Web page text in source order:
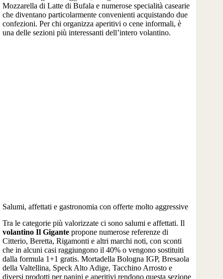
Mozzarella di Latte di Bufala e numerose specialità casearie
che diventano particolarmente convenienti acquistando due
confezioni. Per chi organizza aperitivi o cene informali, è
una delle sezioni più interessanti dell’intero volantino.
Salumi, affettati e gastronomia con offerte molto aggressive
Tra le categorie più valorizzate ci sono salumi e affettati. Il
volantino Il Gigante propone numerose referenze di
Citterio, Beretta, Rigamonti e altri marchi noti, con sconti
che in alcuni casi raggiungono il 40% o vengono sostituiti
dalla formula 1+1 gratis. Mortadella Bologna IGP, Bresaola
della Valtellina, Speck Alto Adige, Tacchino Arrosto e
diversi prodotti per panini e aperitivi rendono questa sezione